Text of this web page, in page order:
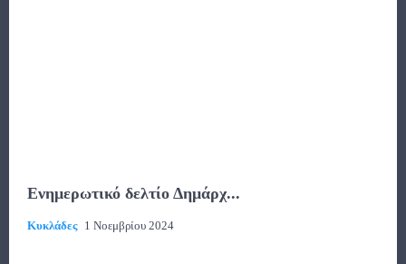
Ενημερωτικό δελτίο Δημάρχ...
Κυκλάδες 1 Νοεμβρίου 2024